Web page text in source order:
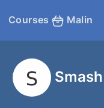
Courses Malin